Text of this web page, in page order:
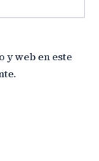
web en este